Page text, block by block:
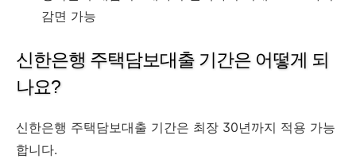
감면 가능
신한은행 주택담보대출 기간은 어떻게 되
나요?
신한은행 주택담보대출 기간은 최장 30년까지 적용 가능
합니다.